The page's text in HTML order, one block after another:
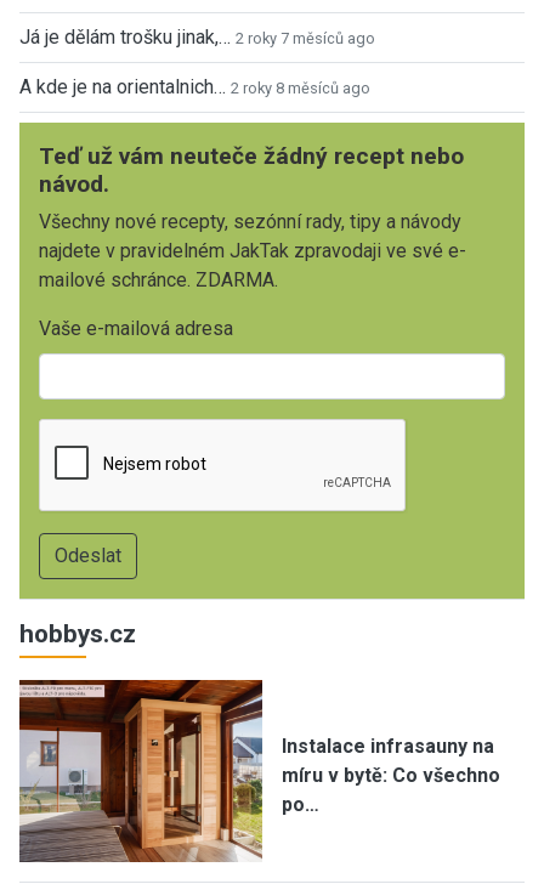
Já je dělám trošku jinak,… 2 roky 7 měsíců ago
A kde je na orientalnich… 2 roky 8 měsíců ago
Teď už vám neuteče žádný recept nebo
návod.
Všechny nové recepty, sezónní rady, tipy a návody
najdete v pravidelném JakTak zpravodaji ve své e-
mailové schránce. ZDARMA.
Vaše e-mailová adresa
hobbys.cz
Instalace infrasauny na
míru v bytě: Co všechno
po…